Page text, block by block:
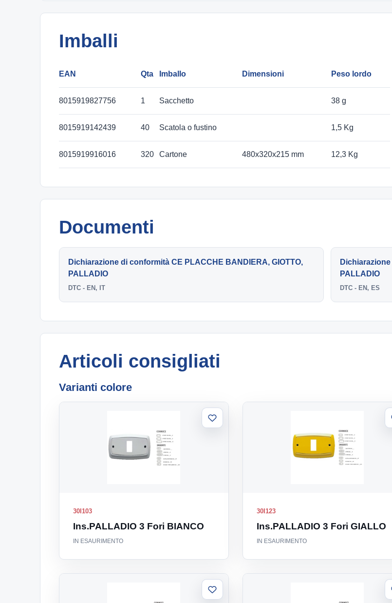
Imballi
EAN Qta Imballo Dimensioni Peso lordo
8015919827756 1 Sacchetto 38 g
8015919142439 40 Scatola o fustino 1,5 Kg
8015919916016 320 Cartone 480x320x215 mm 12,3 Kg
Documenti
Dichiarazione di conformità CE PLACCHE BANDIERA, GIOTTO,
PALLADIO
DTC - EN, IT
PALLADIO
DTC - EN, ES
Articoli consigliati
Varianti colore
30I103
Ins.PALLADIO 3 Fori BIANCO
IN ESAURIMENTO
Aggiungi
alla
30I123
Ins.PALLADIO 3 Fori GIALLO
IN ESAURIMENTO
Aggiungi
alla